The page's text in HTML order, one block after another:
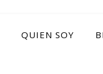
QUIEN SOY